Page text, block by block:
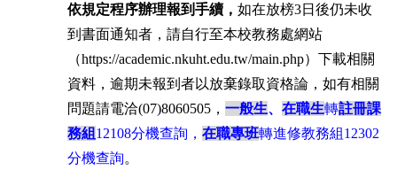
依規定程序辦理報到手續， 如在放榜3日後仍未收
到書面通知者，請自行至本校教務處網站
（https://academic.nkuht.edu.tw/main.php）下載相關
資料，逾期未報到者以放棄錄取資格論，如有相關
問題請電洽(07)8060505 ， 一般生、 在職生轉註冊課
務組 12108分機查詢， 在職專班轉進修教務組12302
分機查詢。